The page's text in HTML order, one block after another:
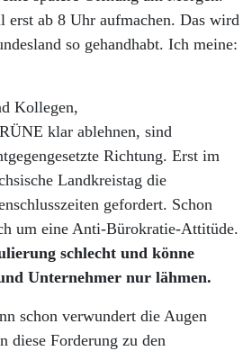
ab 8 Uhr aufmachen. Das wird
so gehandhabt. Ich meine:
Kollegen,
klar ablehnen, sind
Richtung. Erst im
Landkreistag die
gefordert. Schon
um eine Anti-Bürokratie-Attitüde.
schlecht und könne
Unternehmer nur lähmen.
schon verwundert die Augen
diese Forderung zu den